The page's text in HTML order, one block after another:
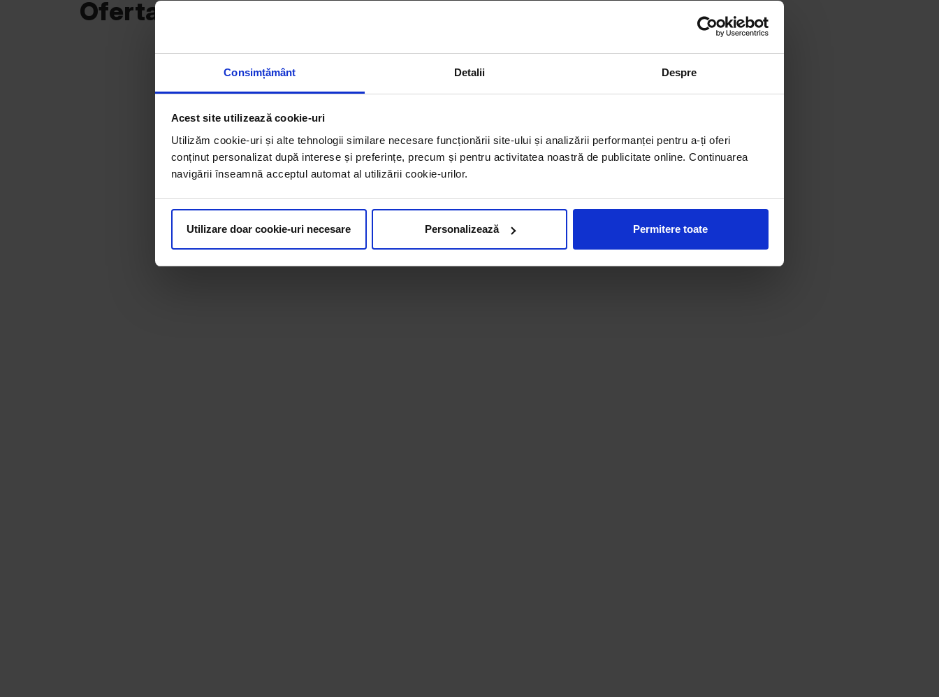
Consimțământ Detalii Despre
Acest site utilizează cookie-uri
Utilizăm cookie-uri și alte tehnologii similare necesare funcționării site-ului și analizării performanței pentru a-ți oferi
conținut personalizat după interese și preferințe, precum și pentru activitatea noastră de publicitate online. Continuarea
navigării înseamnă acceptul automat al utilizării cookie-urilor.
Utilizare doar cookie-uri necesare Personalizează Permitere toate
Oferta curentă